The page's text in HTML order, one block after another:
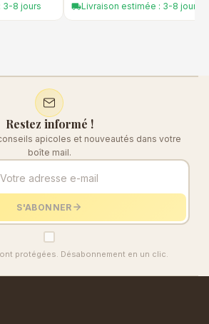
3-8 jours local_shippingLivraison estimée : 3-8 jours
Restez informé !
apicoles et nouveautés dans votre
boîte mail.
S'ABONNER
protégées. Désabonnement en un clic.